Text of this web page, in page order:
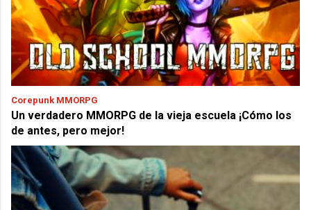
Corepunk MMORPG
Un verdadero MMORPG de la vieja escuela ¡Cómo los
de antes, pero mejor!